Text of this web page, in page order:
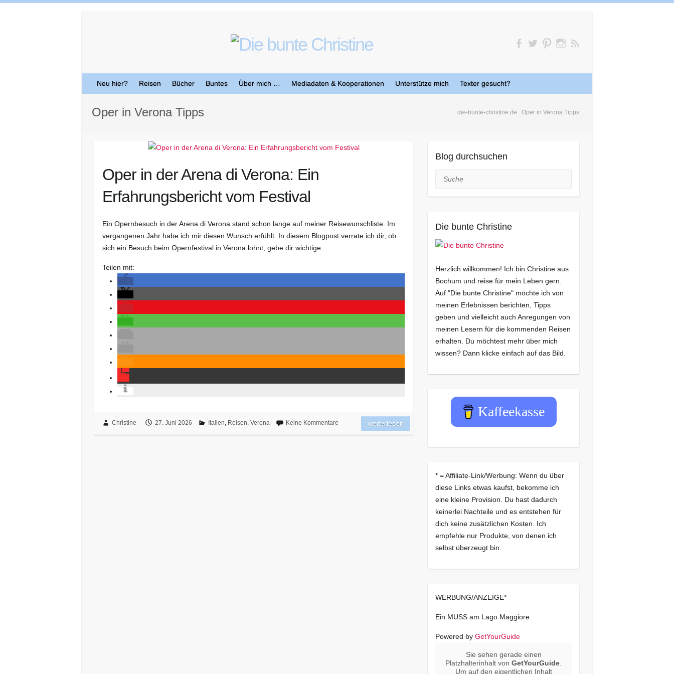
Neu hier? Reisen Bücher Buntes Über mich … Mediadaten & Kooperationen Unterstütze mich Texter gesucht?
die-bunte-christine.de Oper in Verona Tipps
Oper in Verona Tipps
Oper in der Arena di Verona: Ein
Erfahrungsbericht vom Festival
Ein Opernbesuch in der Arena di Verona stand schon lange auf meiner Reisewunschliste. Im
vergangenen Jahr habe ich mir diesen Wunsch erfühlt. In diesem Blogpost verrate ich dir, ob
sich ein Besuch beim Opernfestival in Verona lohnt, gebe dir wichtige…
Teilen mit:
Christine 27. Juni 2026 Italien, Reisen, Verona Keine Kommentare weiterlesen
Blog durchsuchen
Suche
Die bunte Christine
Herzlich willkommen! Ich bin Christine aus
Bochum und reise für mein Leben gern.
Auf "Die bunte Christine" möchte ich von
meinen Erlebnissen berichten, Tipps
geben und vielleicht auch Anregungen von
meinen Lesern für die kommenden Reisen
erhalten. Du möchtest mehr über mich
wissen? Dann klicke einfach auf das Bild.
Kaffeekasse
* = Affiliate-Link/Werbung: Wenn du über
diese Links etwas kaufst, bekomme ich
eine kleine Provision. Du hast dadurch
keinerlei Nachteile und es entstehen für
dich keine zusätzlichen Kosten. Ich
empfehle nur Produkte, von denen ich
selbst überzeugt bin.
WERBUNG/ANZEIGE*
Ein MUSS am Lago Maggiore
Powered by GetYourGuide
Sie sehen gerade einen
Platzhalterinhalt vonGetYourGuide
Um auf den eigentlichen Inhalt